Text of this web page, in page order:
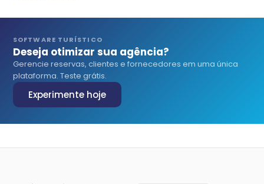
SOFTWARE TURÍSTICO
Deseja otimizar sua agência?
Gerencie reservas, clientes e fornecedores em uma única
plataforma. Teste grátis.
Experimente hoje